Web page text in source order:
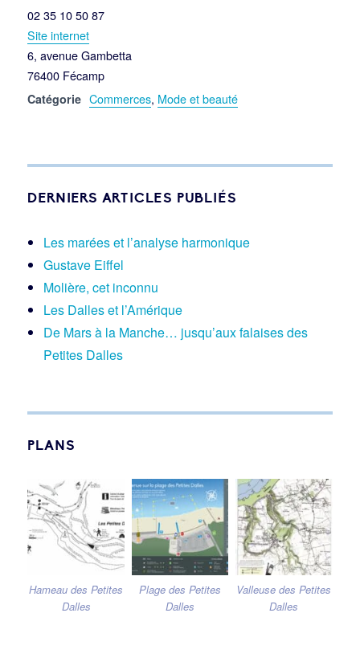
02 35 10 50 87
Site internet
6, avenue Gambetta
76400 Fécamp
Catégorie Commerces, Mode et beauté
DERNIERS ARTICLES PUBLIÉS
Les marées et l’analyse harmonique
Gustave Eiffel
Molière, cet inconnu
Les Dalles et l’Amérique
De Mars à la Manche… jusqu’aux falaises des
Petites Dalles
PLANS
Hameau des Petites
Dalles
Plage des Petites
Dalles
Valleuse des Petites
Dalles